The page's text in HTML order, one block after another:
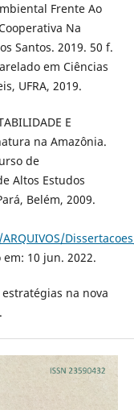
Frente Ao
Na
Santos. 2019. 50 f.
em Ciências
UFRA, 2019.
E
na Amazônia.
de
Altos Estudos
Belém, 2009.
Dissertacoes/
em: 10 jun. 2022.
estratégias na nova